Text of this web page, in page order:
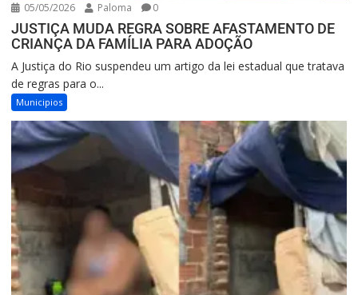
05/05/2026 Paloma 0
JUSTIÇA MUDA REGRA SOBRE AFASTAMENTO DE
CRIANÇA DA FAMÍLIA PARA ADOÇÃO
A Justiça do Rio suspendeu um artigo da lei estadual que tratava
de regras para o...
Municipios